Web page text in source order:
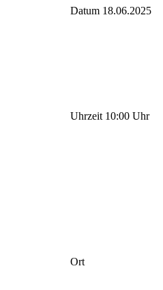
Datum 18.06.2025
Uhrzeit 10:00 Uhr
Ort